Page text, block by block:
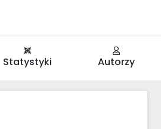
Statystyki Autorzy